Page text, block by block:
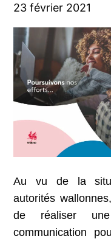
23 février 2021
Au vu de la
autorités
de réaliser
communication